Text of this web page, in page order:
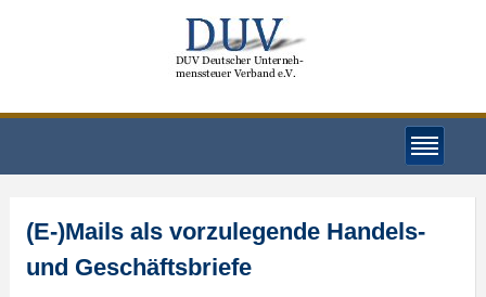
(E-)Mails als vorzulegende Handels-
und Geschäftsbriefe